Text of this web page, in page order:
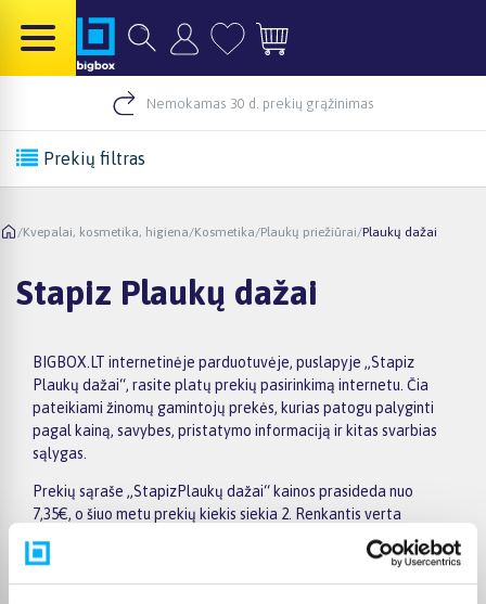
Nemokamas 30 d. prekių grąžinimas
Prekių filtras
/Kvepalai, kosmetika, higiena/Kosmetika/Plaukų priežiūrai/Plaukų dažai
Stapiz Plaukų dažai
BIGBOX.LT internetinėje parduotuvėje, puslapyje „Stapiz
Plaukų dažai“, rasite platų prekių pasirinkimą internetu. Čia
pateikiami žinomų gamintojų prekės, kurias patogu palyginti
pagal kainą, savybes, pristatymo informaciją ir kitas svarbias
sąlygas.
Prekių sąraše „StapizPlaukų dažai“ kainos prasideda nuo
7,35€, o šiuo metu prekių kiekis siekia 2. Renkantis verta
atkreipti dėmesį į taikomas akcijas, specialius pasiūlymus,
techninius parametrus bei papildomas pirkimo sąlygas, kad
būtų lengviau išsirinkti geriausiai jūsų poreikius atitinkantį